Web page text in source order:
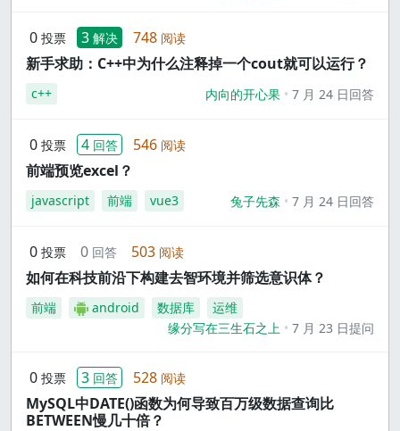
0 投票 3 解决 748 阅读
新手求助：C++中为什么注释掉一个cout就可以运行？
c++ 内向的开心果 7 月 24 日回答
0 投票 4 回答 546 阅读
前端预览excel？
javascript 前端 vue3 兔子先森 7 月 24 日回答
0 投票 0 回答 503 阅读
如何在科技前沿下构建去智环境并筛选意识体？
前端 android 数据库
运维
缘分写在三生石之上
7 月 23 日提问
0 投票 3 回答 528 阅读
MySQL中DATE()函数为何导致百万级数据查询比
BETWEEN慢几十倍？